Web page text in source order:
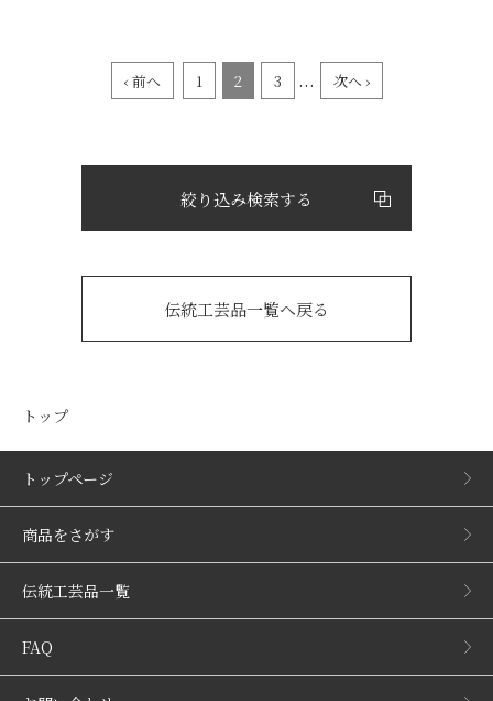
‹ 前へ 1 2 3 ... 次へ ›
絞り込み検索する
伝統工芸品一覧へ戻る
トップ
トップページ
商品をさがす
伝統工芸品一覧
FAQ